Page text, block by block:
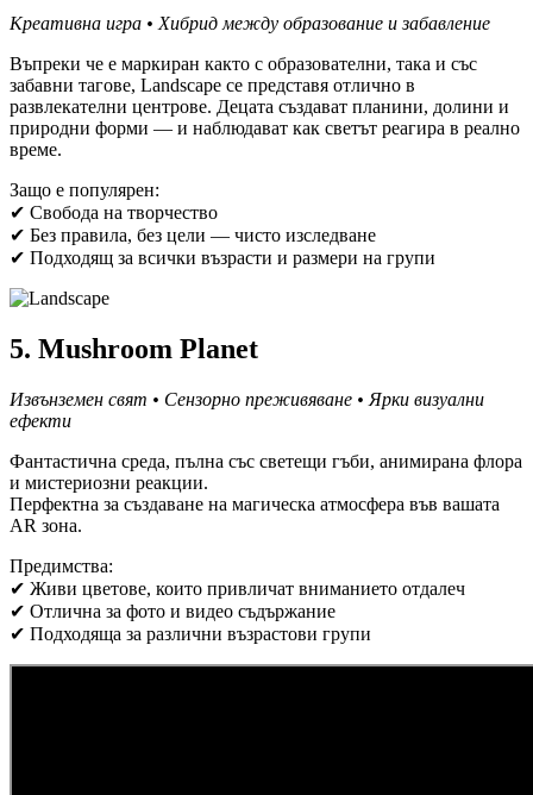
Креативна игра • Хибрид между образование и забавление
Въпреки че е маркиран както с образователни, така и със
забавни тагове, Landscape се представя отлично в
развлекателни центрове. Децата създават планини, долини и
природни форми — и наблюдават как светът реагира в реално
време.
Защо е популярен:
✔ Свобода на творчество
✔ Без правила, без цели — чисто изследване
✔ Подходящ за всички възрасти и размери на групи
5. Mushroom Planet
Извънземен свят • Сензорно преживяване • Ярки визуални
ефекти
Фантастична среда, пълна със светещи гъби, анимирана флора
и мистериозни реакции.
Перфектна за създаване на магическа атмосфера във вашата
AR зона.
Предимства:
✔ Живи цветове, които привличат вниманието отдалеч
✔ Отлична за фото и видео съдържание
✔ Подходяща за различни възрастови групи